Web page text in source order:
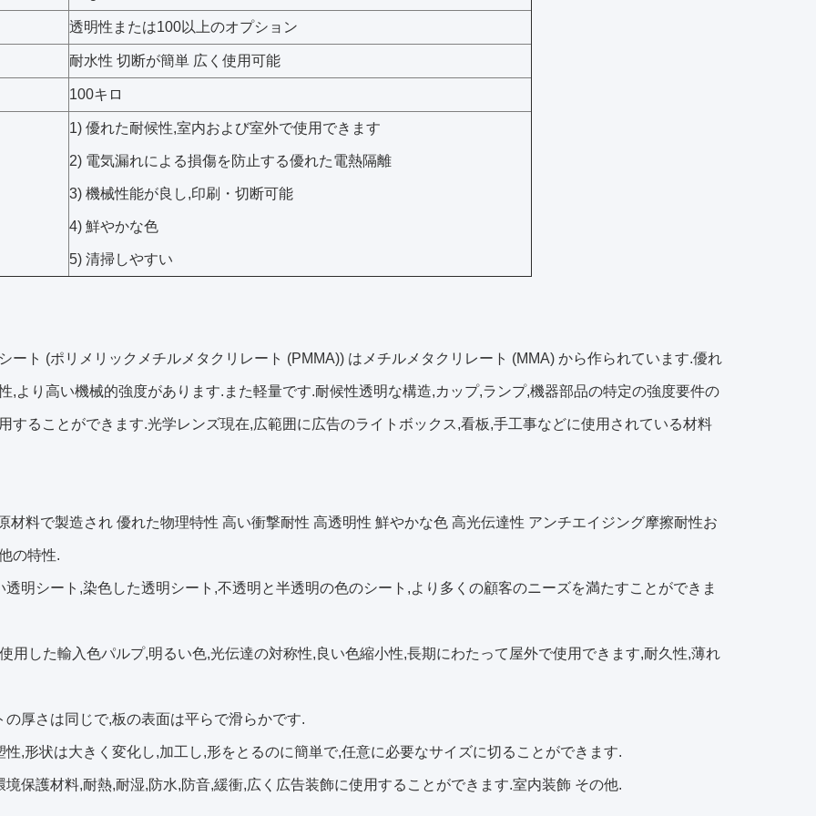
透明性または100以上のオプション
耐水性 切断が簡単 広く使用可能
100キロ
1) 優れた耐候性,室内および室外で使用できます
2) 電気漏れによる損傷を防止する優れた電熱隔離
3) 機械性能が良し,印刷・切断可能
4) 鮮やかな色
5) 清掃しやすい
ート (ポリメリックメチルメタクリレート (PMMA)) はメチルメタクリレート (MMA) から作られています.優れ
,より高い機械的強度があります.また軽量です.耐候性透明な構造,カップ,ランプ,機器部品の特定の強度要件の
することができます.光学レンズ現在,広範囲に広告のライトボックス,看板,手工事などに使用されている材料
材料で製造され 優れた物理特性 高い衝撃耐性 高透明性 鮮やかな色 高光伝達性 アンチエイジング摩擦耐性お
の特性.
透明シート,染色した透明シート,不透明と半透明の色のシート,より多くの顧客のニーズを満たすことができま
用した輸入色パルプ,明るい色,光伝達の対称性,良い色縮小性,長期にわたって屋外で使用できます,耐久性,薄れ
の厚さは同じで,板の表面は平らで滑らかです.
性,形状は大きく変化し,加工し,形をとるのに簡単で,任意に必要なサイズに切ることができます.
境保護材料,耐熱,耐湿,防水,防音,緩衝,広く広告装飾に使用することができます.室内装飾 その他.